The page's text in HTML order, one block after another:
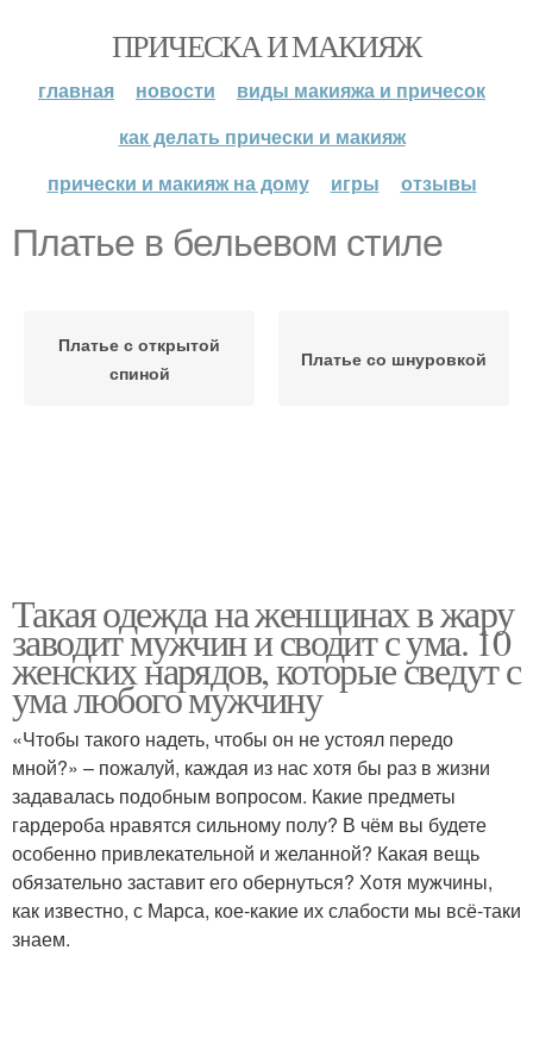
ПРИЧЕСКА И МАКИЯЖ
главная новости
виды макияжа и причесок
как делать прически и макияж
прически и макияж на дому
игры отзывы
Платье в бельевом стиле
Платье с открытой
спиной
Платье со шнуровкой
Такая одежда на женщинах в жару
заводит мужчин и сводит с ума. 10
женских нарядов, которые сведут с
ума любого мужчину
«Чтобы такого надеть, чтобы он не устоял передо
мной?» – пожалуй, каждая из нас хотя бы раз в жизни
задавалась подобным вопросом. Какие предметы
гардероба нравятся сильному полу? В чём вы будете
особенно привлекательной и желанной? Какая вещь
обязательно заставит его обернуться? Хотя мужчины,
как известно, с Марса, кое-какие их слабости мы всё-таки
знаем.